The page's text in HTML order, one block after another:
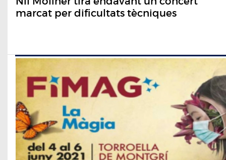
marcat per dificultats tècniques